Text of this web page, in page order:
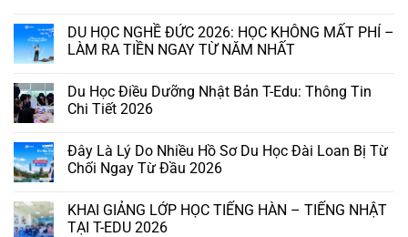
DU HỌC NGHỀ ĐỨC 2026: HỌC KHÔNG MẤT PHÍ –
LÀM RA TIỀN NGAY TỪ NĂM NHẤT
Du Học Điều Dưỡng Nhật Bản T-Edu: Thông Tin
Chi Tiết 2026
Đây Là Lý Do Nhiều Hồ Sơ Du Học Đài Loan Bị Từ
Chối Ngay Từ Đầu 2026
KHAI GIẢNG LỚP HỌC TIẾNG HÀN – TIẾNG NHẬT
TẠI T-EDU 2026